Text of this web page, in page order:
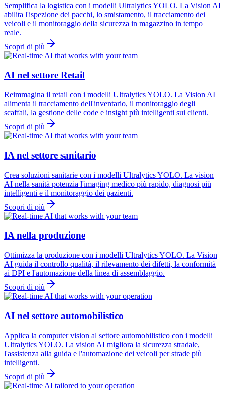
Semplifica la logistica con i modelli Ultralytics YOLO. La Vision AI
abilita l'ispezione dei pacchi, lo smistamento, il tracciamento dei
veicoli e il monitoraggio della sicurezza in magazzino in tempo
reale.
Scopri di più
AI nel settore Retail
Reimmagina il retail con i modelli Ultralytics YOLO. La Vision AI
alimenta il tracciamento dell'inventario, il monitoraggio degli
scaffali, la gestione delle code e insight più intelligenti sui clienti.
Scopri di più
IA nel settore sanitario
Crea soluzioni sanitarie con i modelli Ultralytics YOLO. La vision
AI nella sanità potenzia l'imaging medico più rapido, diagnosi più
intelligenti e il monitoraggio dei pazienti.
Scopri di più
IA nella produzione
Ottimizza la produzione con i modelli Ultralytics YOLO. La Vision
AI guida il controllo qualità, il rilevamento dei difetti, la conformità
ai DPI e l'automazione della linea di assemblaggio.
Scopri di più
AI nel settore automobilistico
Applica la computer vision al settore automobilistico con i modelli
Ultralytics YOLO. La vision AI migliora la sicurezza stradale,
l'assistenza alla guida e l'automazione dei veicoli per strade più
intelligenti.
Scopri di più